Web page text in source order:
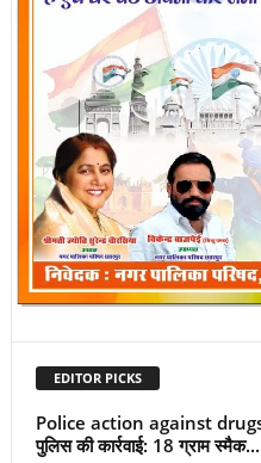
EDITOR PICKS
Police action against
पुलिस की कार्रवाई: 18 ग्राम स्मैक...